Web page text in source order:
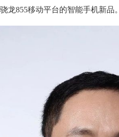
龙855移动平台的智能手机新品。